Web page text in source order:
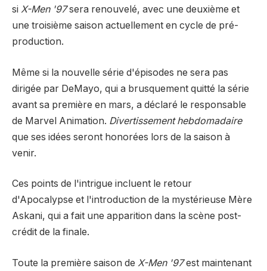
si X-Men '97sera renouvelé, avec une deuxième et
une troisième saison actuellement en cycle de pré-
production.
Même si la nouvelle série d'épisodes ne sera pas
dirigée par DeMayo, qui a brusquement quitté la série
avant sa première en mars, a déclaré le responsable
de Marvel Animation. Divertissement hebdomadaire
que ses idées seront honorées lors de la saison à
venir.
Ces points de l'intrigue incluent le retour
d'Apocalypse et l'introduction de la mystérieuse Mère
Askani, qui a fait une apparition dans la scène post-
crédit de la finale.
Toute la première saison de X-Men '97est maintenant